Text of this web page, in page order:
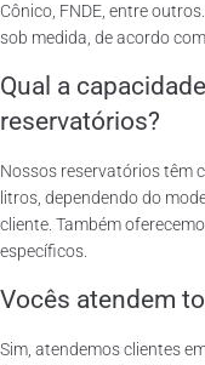
Cônico, FNDE, entre
sob medida, de acordo
Qual a
reservatórios?
Nossos reservatórios têm
litros, dependendo do
cliente. Também
específicos.
Vocês atendem
Sim, atendemos clientes